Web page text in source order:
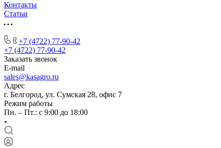
Контакты
Статьи
+7 (4722) 77-90-42
+7 (4722) 77-90-42
Заказать звонок
E-mail
sales@kasagro.ru
Адрес
г. Белгород, ул. Сумская 28, офис 7
Режим работы
Пн. – Пт.: с 9:00 до 18:00